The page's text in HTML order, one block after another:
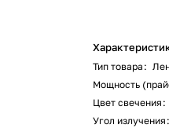
Тип товара :
Мощность
Цвет свечения :
Угол излучения :